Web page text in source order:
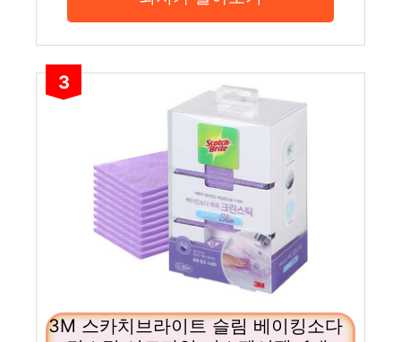
3
3M 스카치브라이트 슬림 베이킹소다